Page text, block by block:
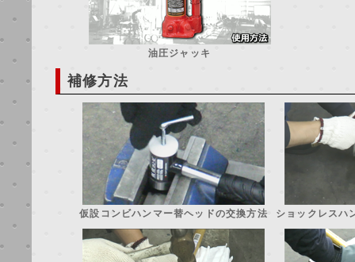
油圧ジャッキ
補修方法
仮設コンビハンマー替ヘッドの交換方法 ショックレスハ